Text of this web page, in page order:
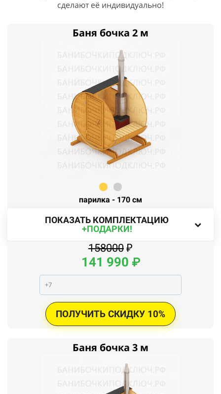
сделают её индивидуально!
Баня бочка 2 м
парилка - 170 см
ПОКАЗАТЬ КОМПЛЕКТАЦИЮ
+ПОДАРКИ!
158000 ₽
141 990 ₽
ПОЛУЧИТЬ СКИДКУ 10%
Баня бочка 3 м